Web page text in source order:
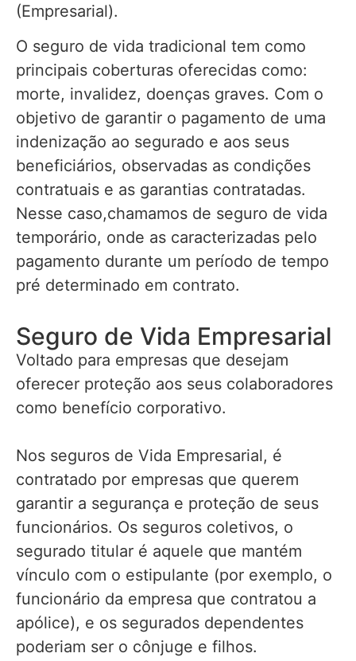
(Empresarial).
O seguro de vida tradicional tem como
principais coberturas oferecidas como:
morte, invalidez, doenças graves. Com o
objetivo de garantir o pagamento de uma
indenização ao segurado e aos seus
beneficiários, observadas as condições
contratuais e as garantias contratadas.
Nesse caso,chamamos de seguro de vida
temporário, onde as caracterizadas pelo
pagamento durante um período de tempo
pré determinado em contrato.
Seguro de Vida Empresarial
Voltado para empresas que desejam
oferecer proteção aos seus colaboradores
como benefício corporativo.
Nos seguros de Vida Empresarial, é
contratado por empresas que querem
garantir a segurança e proteção de seus
funcionários. Os seguros coletivos, o
segurado titular é aquele que mantém
vínculo com o estipulante (por exemplo, o
funcionário da empresa que contratou a
apólice), e os segurados dependentes
poderiam ser o cônjuge e filhos.